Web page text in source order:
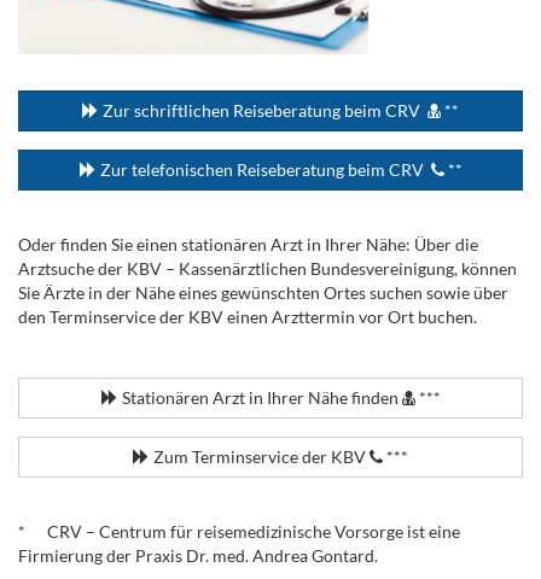
Zur schriftlichen Reiseberatung beim CRV **
Zur telefonischen Reiseberatung beim CRV **
Oder finden Sie einen stationären Arzt in Ihrer Nähe: Über die
Arztsuche der KBV – Kassenärztlichen Bundesvereinigung, können
Sie Ärzte in der Nähe eines gewünschten Ortes suchen sowie über
den Terminservice der KBV einen Arzttermin vor Ort buchen.
Stationären Arzt in Ihrer Nähe finden ***
Zum Terminservice der KBV ***
* CRV – Centrum für reisemedizinische Vorsorge ist eine
Firmierung der Praxis Dr. med. Andrea Gontard.